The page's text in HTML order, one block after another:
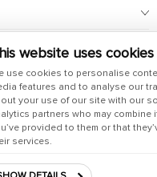
website uses cookies
use cookies to personalise
features and to analyse our
your use of our site with our
partners who may
provided to them or that
services.